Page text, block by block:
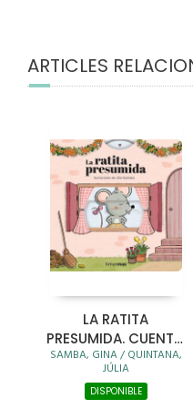
ARTICLES
LA RATITA
PRESUMIDA. CUENTO
CON MECANISMOS
SAMBA, GINA / QUINTANA,
JÚLIA
DISPONIBLE